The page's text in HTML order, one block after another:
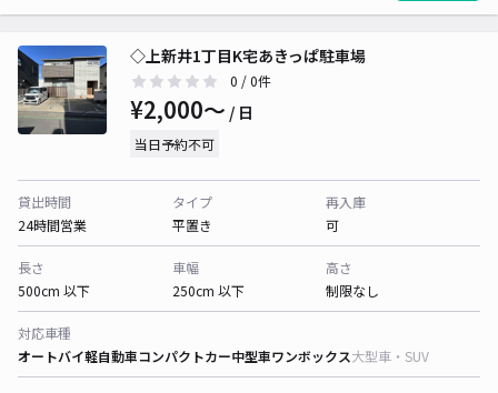
◇上新井1丁目K宅あきっぱ駐車場
0 / 0件
¥2,000〜 / 日
当日予約不可
貸出時間
24時間営業
タイプ
平置き
再入庫
可
長さ
500cm 以下
車幅
250cm 以下
高さ
制限なし
対応車種
オートバイ軽自動車コンパクトカー中型車ワンボックス大型車・SUV